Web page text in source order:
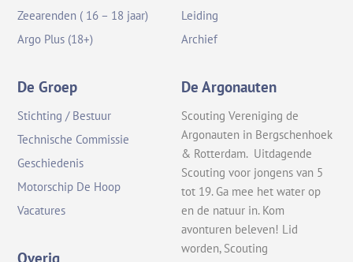
Zeearenden ( 16 – 18 jaar)
Argo Plus (18+)
Leiding
Archief
De Groep
Stichting / Bestuur
Technische Commissie
Geschiedenis
Motorschip De Hoop
Vacatures
De Argonauten
Scouting Vereniging de
Argonauten in Bergschenhoek
& Rotterdam. Uitdagende
Scouting voor jongens van 5
tot 19. Ga mee het water op
en de natuur in. Kom
avonturen beleven! Lid
worden, Scouting